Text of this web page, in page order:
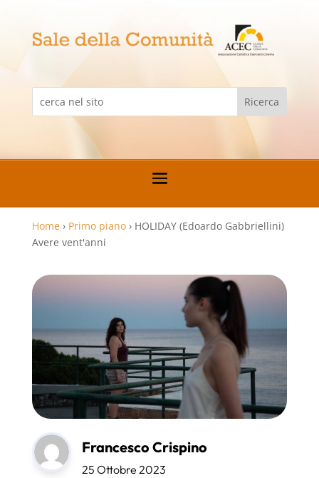
Home › Primo piano › HOLIDAY (Edoardo Gabbriellini)
Avere vent'anni
Francesco Crispino
25 Ottobre 2023